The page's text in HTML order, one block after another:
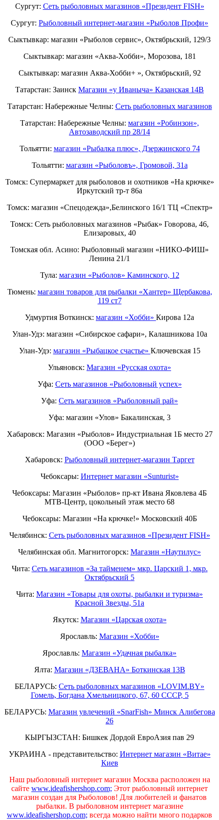
Сургут: Сеть рыболовных магазинов «Президент FISH»
Сургут: Рыболовный интернет-магазин «Рыболов Профи»
Сыктывкар: магазин «Рыболов сервис», Октябрьский, 129/3
Сыктывкар: магазин «Аква-Хобби», Морозова, 181
Сыктывкар: магазин Аква-Хобби+ », Октябрьский, 92
Татарстан: Заинск Магазин «у Иваныча» Казанская 14В
Татарстан: Набережные Челны: Cеть рыболовных магазинов
Татарстан: Набережные Челны: магазин «Робинзон»,
Автозаводский пр 28/14
Тольятти: магазин «Рыбалка плюс», Дзержинского 74
Тольятти: магазин «Рыболовъ», Громовой, 31а
Томск: Супермаркет для рыболовов и охотников «На крючке»
Иркутский тр-т 86а
Томск: магазин «Спецодежда»,Белинского 16/1 ТЦ «Спектр»
Томск: Сеть рыболовных магазинов «Рыбак» Говорова, 46,
Елизаровых, 40
Томская обл. Асино: Рыболовный магазин «НИКО-ФИШ»
Ленина 21/1
Тула: магазин «Рыболов» Каминского, 12
Тюмень: магазин товаров для рыбалки «Хантер» Щербакова,
119 ст7
Удмуртия Воткинск: магазин «Хобби» Кирова 12а
Улан-Удэ: магазин «Сибирское сафари», Калашникова 10а
Улан-Удэ: магазин «Рыбацкое счастье» Ключевская 15
Ульяновск: Магазин «Русская охота»
Уфа: Сеть магазинов «Рыболовный успех»
Уфа: Сеть магазинов «Рыболовный рай»
Уфа: магазин «Улов» Бакалинская, 3
Хабаровск: Магазин «Рыболов» Индустриальная 1Б место 27
(ООО «Берег»)
Хабаровск: Рыболовный интернет-магазин Таргет
Чебоксары: Интернет магазин «Sunturist»
Чебоксары: Магазин «Рыболов» пр-кт Ивана Яковлева 4Б
МТВ-Центр, цокольный этаж место 68
Чебоксары: Магазин «На крючке!» Московский 40Б
Челябинск: Сеть рыболовных магазинов «Президент FISH»
Челябинская обл. Магнитогорск: Магазин «Наутилус»
Чита: Сеть магазинов «За тайменем» мкр. Царский 1, мкр.
Октябрьский 5
Чита: Магазин «Товары для охоты, рыбалки и туризма»
Красной Звезды, 51а
Якутск: Магазин «Царская охота»
Ярославль: Магазин «Хобби»
Ярославль: Магазин «Удачная рыбалка»
Ялта: Магазин «ДЗЕВАНА» Боткинская 13В
БЕЛАРУСЬ: Сеть рыболовных магазинов «LOVIM.BY»
Гомель, Богдана Хмельницкого, 67, 60 СССР, 5
БЕЛАРУСЬ: Магазин увлечений «SnarFish» Минск Алибегова
26
КЫРГЫЗСТАН: Бишкек Дордой ЕвроАзия пав 29
УКРАИНА - представительство: Интернет магазин «Витае»
Киев
Наш рыболовный интернет магазин Москва расположен на
сайте www.ideafishershop.com; Этот рыболовный интернет
магазин создан для Рыболовов! Для любителей и фанатов
рыбалки. В рыболовном интернет магазине
www.ideafishershop.com; всегда можно найти много подарков